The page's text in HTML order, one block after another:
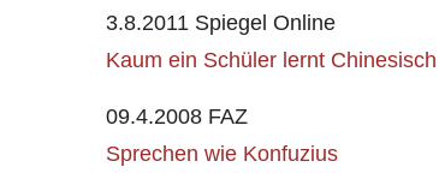
3.8.2011 Spiegel Online
Kaum ein Schüler lernt Chinesisch
09.4.2008 FAZ
Sprechen wie Konfuzius